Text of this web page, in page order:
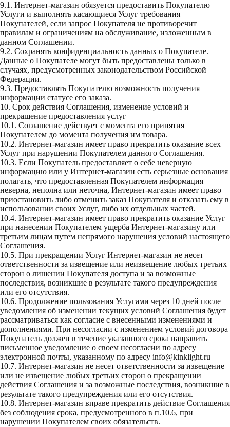
9.1. Интернет-магазин обязуется предоставить Покупателю
Услуги и выполнять касающиеся Услуг требования
Покупателей, если запрос Покупателя не противоречит
правилам и ограничениям на обслуживание, изложенным в
данном Соглашении.
9.2. Сохранять конфиденциальность данных о Покупателе.
Данные о Покупателе могут быть предоставлены только в
случаях, предусмотренных законодательством Российской
Федерации.
9.3. Предоставлять Покупателю возможность получения
информации статусе его заказа.
10. Срок действия Соглашения, изменение условий и
прекращение предоставления услуг
10.1. Соглашение действует с момента его принятия
Покупателем до момента получения им товара.
10.2. Интернет-магазин имеет право прекратить оказание всех
Услуг при нарушении Покупателем данного Соглашения.
10.3. Если Покупатель предоставляет о себе неверную
информацию или у Интернет-магазин есть серьезные основания
полагать, что предоставленная Покупателем информация
неверна, неполна или неточна, Интернет-магазин имеет право
приостановить либо отменить заказ Покупателя и отказать ему в
использовании своих Услуг, либо их отдельных частей.
10.4. Интернет-магазин имеет право прекратить оказание Услуг
при нанесении Покупателем ущерба Интернет-магазину или
третьим лицам путем непрямого нарушения условий настоящего
Соглашения.
10.5. При прекращении Услуг Интернет-магазин не несет
ответственности за извещение или неизвещение любых третьих
сторон о лишении Покупателя доступа и за возможные
последствия, возникшие в результате такого предупреждения
или его отсутствия.
10.6. Продолжение пользования Услугами через 10 дней после
уведомления об изменении текущих условий Соглашения будет
рассматриваться как согласие с внесенными изменениями и
дополнениями. При несогласии с изменением условий договора
Покупатель должен в течение указанного срока направить
письменное уведомление о своем несогласии по адресу
электронной почты, указанному по адресу info@kinklight.ru
10.7. Интернет-магазин не несет ответственности за извещение
или не извещение любых третьих сторон о прекращении
действия Соглашения и за возможные последствия, возникшие в
результате такого предупреждения или его отсутствия.
10.8. Интернет-магазин вправе прекратить действие Соглашения
без соблюдения срока, предусмотренного в п.10.6, при
нарушении Покупателем своих обязательств.